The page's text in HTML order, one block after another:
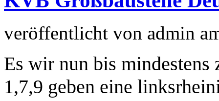
veröffentlicht von admin
Es wir nun bis
1,7,9 geben eine